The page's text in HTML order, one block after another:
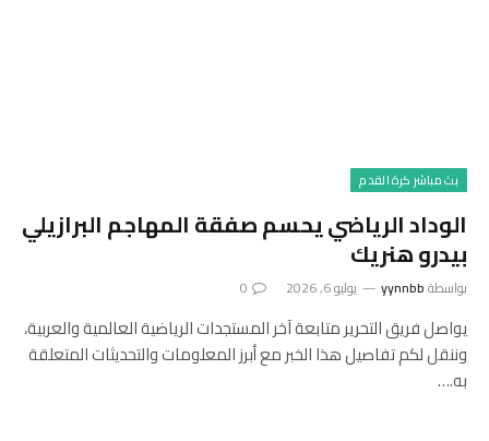
بث مباشر كرة القدم
الوداد الرياضي يحسم صفقة المهاجم البرازيلي
بيدرو هنريك
بواسطةyynnbb يوليو 6, 2026 0
يواصل فريق التحرير متابعة آخر المستجدات الرياضية العالمية والعربية،
وننقل لكم تفاصيل هذا الخبر مع أبرز المعلومات والتحديثات المتعلقة
به.…